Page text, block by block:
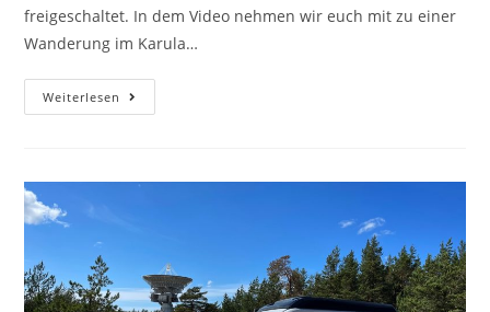
freigeschaltet. In dem Video nehmen wir euch mit zu einer
Wanderung im Karula…
Weiterlesen